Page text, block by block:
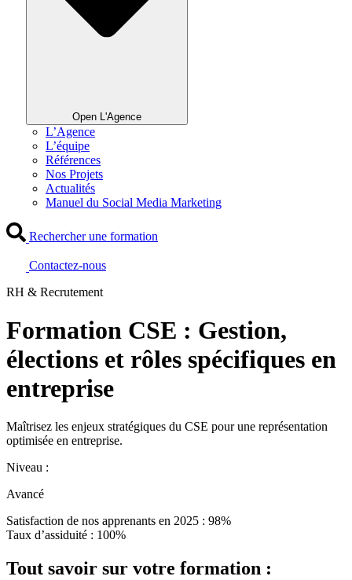
Open L'Agence
L’Agence
L’équipe
Références
Nos Projets
Actualités
Manuel du Social Media Marketing
Rechercher une formation
Contactez-nous
RH & Recrutement
Formation CSE : Gestion,
élections et rôles spécifiques en
entreprise
Maîtrisez les enjeux stratégiques du CSE pour une représentation
optimisée en entreprise.
Niveau :
Avancé
Satisfaction de nos apprenants en 2025 : 98%
Taux d’assiduité : 100%
Tout savoir sur votre formation :